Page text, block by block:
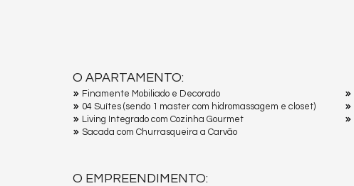
O APARTAMENTO:
Finamente Mobiliado e Decorado
04 Suítes (sendo 1 master com hidromassagem e closet)
Living Integrado com Cozinha Gourmet
Sacada com Churrasqueira a Carvão
O EMPREENDIMENTO: